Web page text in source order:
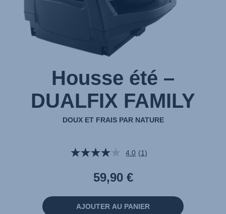
Housse été –
DUALFIX FAMILY
DOUX ET FRAIS PAR NATURE
4.0 Lire
la
même
(1)
59,90 €
AJOUTER AU PANIER